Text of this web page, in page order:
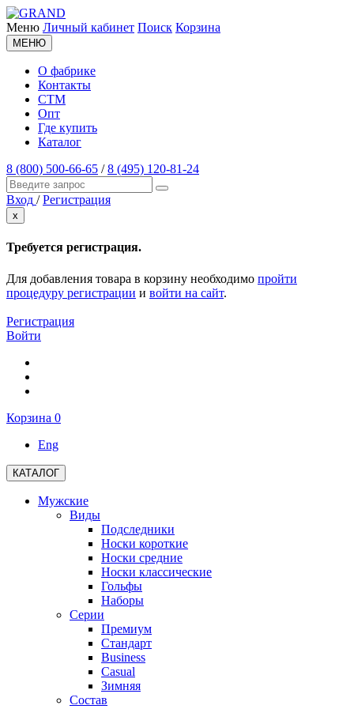
Меню Личный кабинет Поиск Корзина
МЕНЮ
О фабрике
Контакты
СТМ
Опт
Где купить
Каталог
8 (800) 500-66-65 /8 (495) 120-81-24
Вход / Регистрация
x
Требуется регистрация.
Для добавления товара в корзину необходимо пройти
процедуру регистрации и войти на сайт.
Регистрация
Войти
Корзина 0
Eng
КАТАЛОГ
Мужские
Виды
Подследники
Носки короткие
Носки средние
Носки классические
Гольфы
Наборы
Серии
Премиум
Стандарт
Business
Casual
Зимняя
Состав